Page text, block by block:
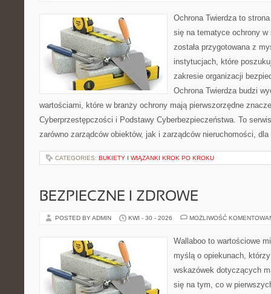
Ochrona Twierdza to
się na tematyce ochrony
została przygotowana z
instytucjach, które
zakresie organizacji
Ochrona Twierdza budzi
wartościami, które w branży ochrony mają pierwszorzędne
Cyberprzestępczości i Podstawy Cyberbezpieczeństwa. To
zarówno zarządców obiektów, jak i zarządców nieruchomości,
CATEGORIES: BUKIETY I WIĄZANKI KROK PO KROKU
BEZPIECZNE I ZDROWE
POSTED BY ADMIN KWI - 30 - 2026 MOŻLIWOŚĆ
Wallaboo to wartościowe
myślą o opiekunach,
wskazówek dotyczących
się na tym, co w